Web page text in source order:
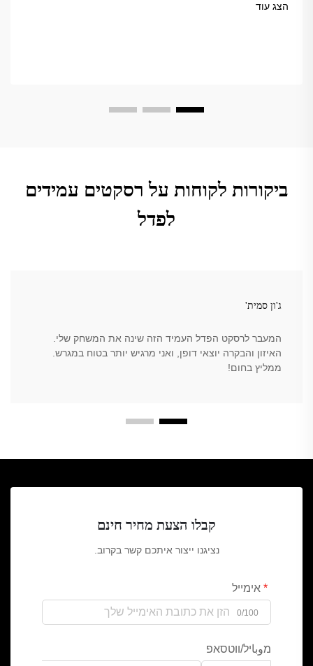
הצג עוד
ביקורות לקוחות על רסקטים עמידים
לפדל
ג'ון סמית'
המעבר לרסקט הפדל העמיד הזה שינה את המשחק שלי.
האיזון והבקרה יוצאי דופן, ואני מרגיש יותר בטוח במגרש.
ממליץ בחום!
קבלו הצעת מחיר חינם
נציגנו ייצור איתכם קשר בקרוב.
אימייל
0/100
מوباיל/ווטסאפ